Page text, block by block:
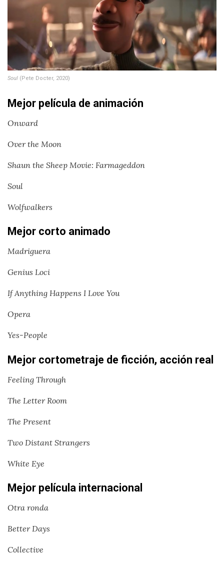
Soul (Pete Docter, 2020)
Mejor película de animación
Onward
Over the Moon
Shaun the Sheep Movie: Farmageddon
Soul
Wolfwalkers
Mejor corto animado
Madriguera
Genius Loci
If Anything Happens I Love You
Opera
Yes-People
Mejor cortometraje de ficción, acción real
Feeling Through
The Letter Room
The Present
Two Distant Strangers
White Eye
Mejor película internacional
Otra ronda
Better Days
Collective